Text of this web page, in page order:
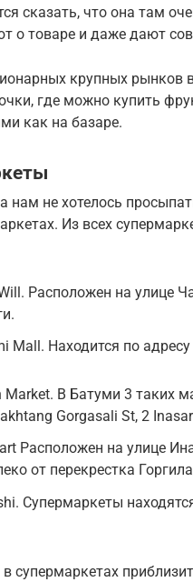
сказать, что она там
о товаре и даже дают
крупных рынков
где можно купить
как на базаре.
нам не хотелось
Из всех
Расположен на улице
Mall. Находится по
Market. В Батуми 3 таких
Gorgasali St, 2
Расположен на улице
от перекрестка
Супермаркеты
в супермаркетах